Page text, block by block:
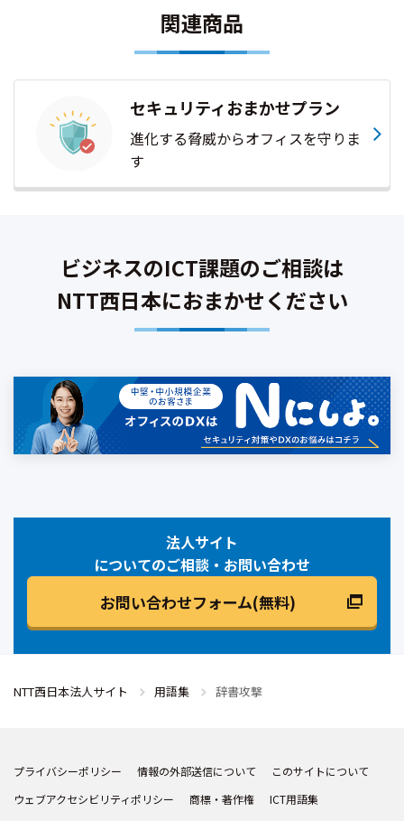
関連商品
セキュリティおまかせプラン
進化する脅威からオフィスを守りま
す
ビジネスのICT課題のご相談は
NTT西日本におまかせください
法人サイト
についてのご相談・お問い合わせ
お問い合わせフォーム(無料)
NTT西日本法人サイト 用語集 辞書攻撃
プライバシーポリシー 情報の外部送信について
このサイトについて
ウェブアクセシビリティポリシー
商標・著作権 ICT用語集